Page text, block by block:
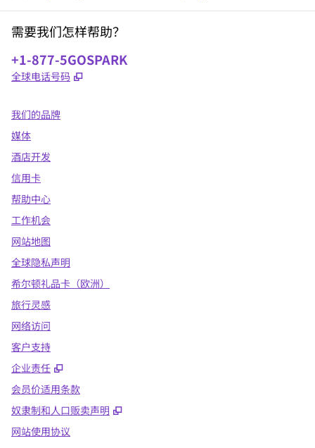
需要我们怎样帮助？
电话:
+1-877-5GOSPARK
全球电话号码 ,
我们的品牌
媒体
酒店开发
信用卡
帮助中心
工作机会
网站地图
全球隐私声明
希尔顿礼品卡（欧洲）
旅行灵感
网络访问
客户支持
企业责任
,
会员价适用条款
奴隶制和人口贩卖声明
,
网站使用协议